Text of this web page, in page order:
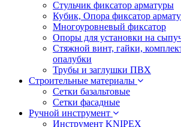
Стульчик фиксатор арматуры
Кубик, Опора фиксатор
Многоуровневый фиксатор
Опоры для установки на
Стяжной винт, гайки,
опалубки
Трубы и заглушки ПВХ
Строительные материалы
Сетки базальтовые
Сетки фасадные
Ручной инструмент
Инструмент KNIPEX